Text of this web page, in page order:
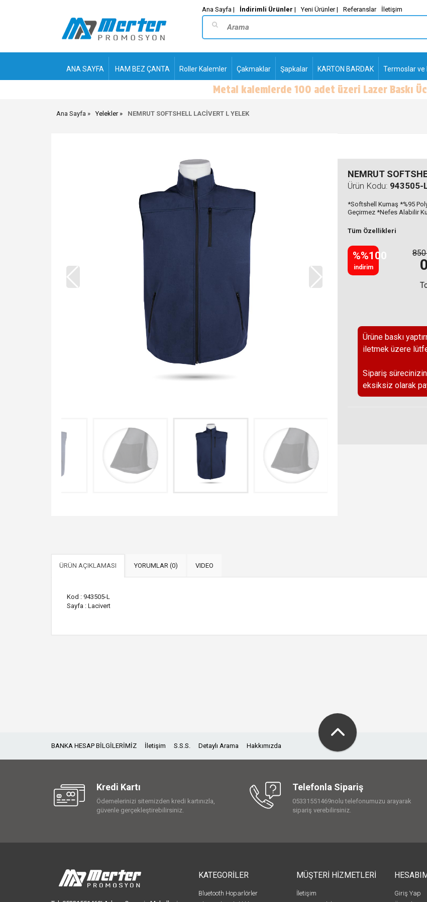
Ana Sayfa | İndirimli Ürünler | Yeni Ürünler | Referanslar İletişim
ANA SAYFA HAM BEZ ÇANTA Roller Kalemler Çakmaklar Şapkalar KARTON BARDAK Termoslar
PLASTİK TÜKENMEZ
-
Ana Sayfa Yelekler NEMRUT SOFTSHELL LACİVERT L YELEK
NEMRUT
Ürün Kodu: 943505-
*Softshell Kumaş *%95
Geçirmez *Nefes Alabilir
Tüm Özellikleri
%%100
indirim
Ürüne baskı
iletmek üzere
Sipariş
eksiksiz olarak
ÜRÜN AÇIKLAMASI YORUMLAR (0) VIDEO
Kod : 943505-L
Sayfa : Lacivert
BANKA HESAP BİLGİLERİMİZ İletişim S.S.S. Detaylı Arama Hakkımızda
Kredi Kartı
Ödemelerinizi sitemizden kredi kartınızla,
güvenle gerçekleştirebilirsiniz.
Telefonla Sipariş
05331551469nolu telefonumuzu arayarak
sipariş verebilirsiniz.
KATEGORİLER
Bluetooth Hoparlörler
MÜŞTERİ HİZMETLERİ
İletişim
Giriş Yap